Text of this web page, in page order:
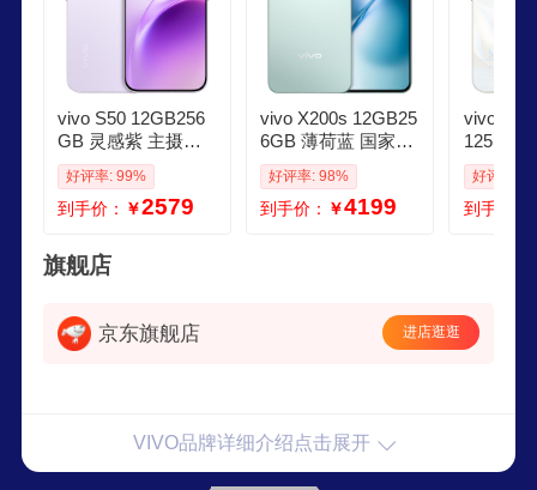
vivo S50 12GB256
GB 灵感紫 主摄级
长焦Live 高通第三
代骁龙8s AI拍照手
机
好评率: 99%
到手价： ￥2579
vivo X200s 12GB25
6GB 薄荷蓝 国家补
贴 蔡司超级潜望长
焦 湿手秒开超声波
指纹 拍照 AI手机
好评率: 98%
到手价： ￥4199
vivo S50
12512
长焦Live
代骁龙
纹20 AI
好评率:
到手价：
旗舰店
京东旗舰店 进店逛逛
VIVO品牌详细介绍点击展开